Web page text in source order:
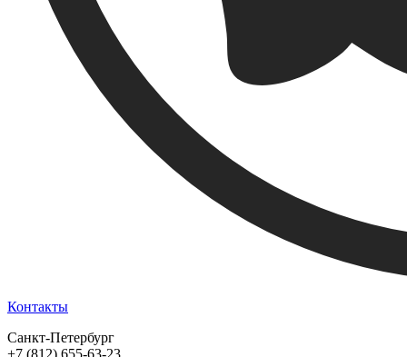
Контакты
Санкт-Петербург
+7 (812) 655-63-23